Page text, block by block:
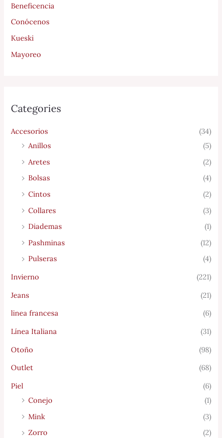
Beneficencia
Conócenos
Kueski
Mayoreo
Categories
Accesorios
(34)
Anillos
(5)
Aretes
(2)
Bolsas
(4)
Cintos
(2)
Collares
(3)
Diademas
(1)
Pashminas
(12)
Pulseras
(4)
Invierno
(221)
Jeans
(21)
linea francesa
(6)
Línea Italiana
(31)
Otoño
(98)
Outlet
(68)
Piel
(6)
Conejo
(1)
Mink
(3)
Zorro
(2)